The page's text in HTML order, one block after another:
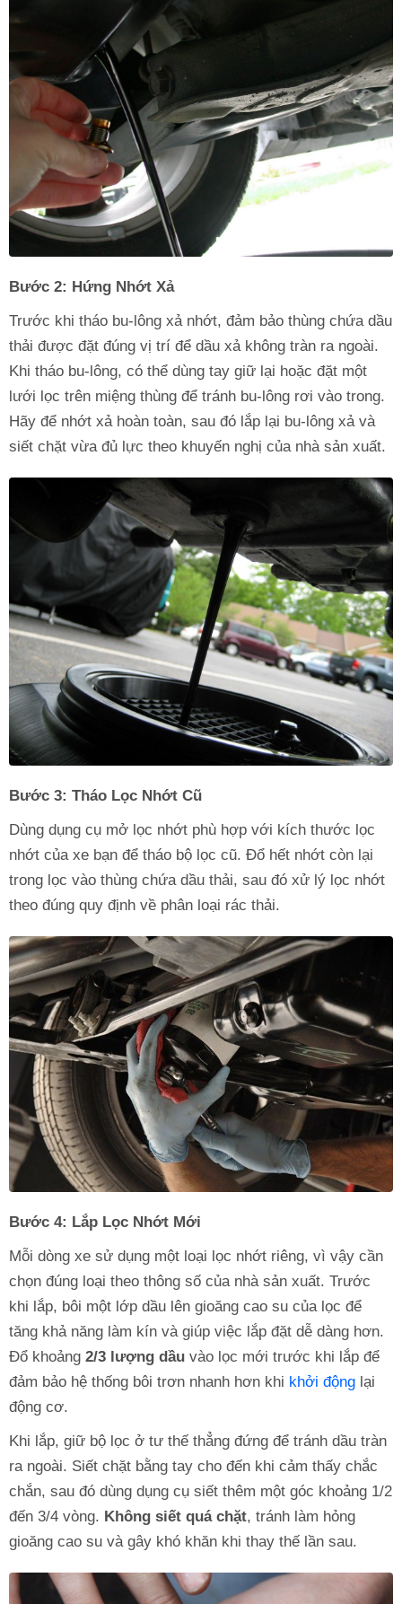
Bước 2: Hứng Nhớt Xả
Trước khi tháo bu-lông xả nhớt, đảm bảo thùng chứa dầu
thải được đặt đúng vị trí để dầu xả không tràn ra ngoài.
Khi tháo bu-lông, có thể dùng tay giữ lại hoặc đặt một
lưới lọc trên miệng thùng để tránh bu-lông rơi vào trong.
Hãy để nhớt xả hoàn toàn, sau đó lắp lại bu-lông xả và
siết chặt vừa đủ lực theo khuyến nghị của nhà sản xuất.
Bước 3: Tháo Lọc Nhớt Cũ
Dùng dụng cụ mở lọc nhớt phù hợp với kích thước lọc
nhớt của xe bạn để tháo bộ lọc cũ. Đổ hết nhớt còn lại
trong lọc vào thùng chứa dầu thải, sau đó xử lý lọc nhớt
theo đúng quy định về phân loại rác thải.
Bước 4: Lắp Lọc Nhớt Mới
Mỗi dòng xe sử dụng một loại lọc nhớt riêng, vì vậy cần
chọn đúng loại theo thông số của nhà sản xuất. Trước
khi lắp, bôi một lớp dầu lên gioăng cao su của lọc để
tăng khả năng làm kín và giúp việc lắp đặt dễ dàng hơn.
Đổ khoảng 2/3 lượng dầu vào lọc mới trước khi lắp để
đảm bảo hệ thống bôi trơn nhanh hơn khi khởi động lại
động cơ.
Khi lắp, giữ bộ lọc ở tư thế thẳng đứng để tránh dầu tràn
ra ngoài. Siết chặt bằng tay cho đến khi cảm thấy chắc
chắn, sau đó dùng dụng cụ siết thêm một góc khoảng 1/2
đến 3/4 vòng. Không siết quá chặt, tránh làm hỏng
gioăng cao su và gây khó khăn khi thay thế lần sau.